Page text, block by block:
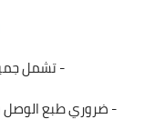
- تشمل
- ضروري طبع الوصل